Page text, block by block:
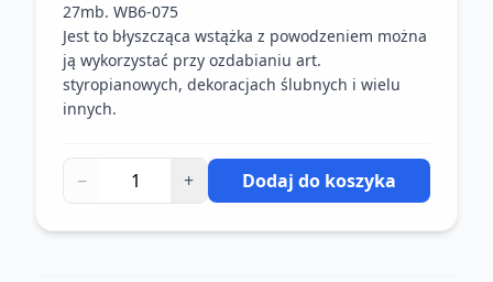
27mb. WB6-075
Jest to błyszcząca wstążka z powodzeniem można
ją wykorzystać przy ozdabianiu art.
styropianowych, dekoracjach ślubnych i wielu
innych.
− + Dodaj do koszyka